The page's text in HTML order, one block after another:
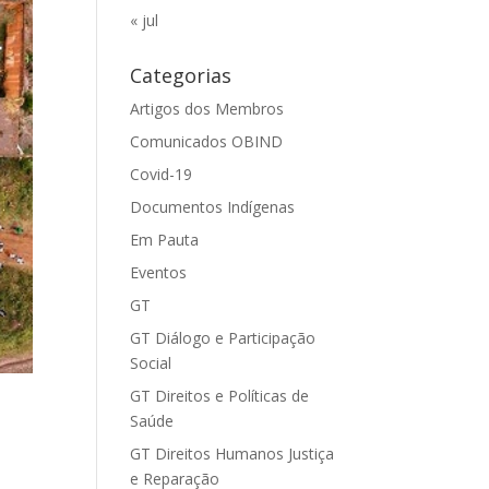
« jul
Categorias
Artigos dos Membros
Comunicados OBIND
Covid-19
Documentos Indígenas
Em Pauta
Eventos
GT
GT Diálogo e Participação
Social
GT Direitos e Políticas de
Saúde
GT Direitos Humanos Justiça
e Reparação